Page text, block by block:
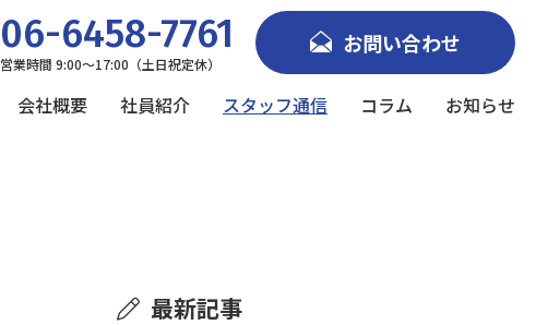
06-6458-7761
営業時間 9:00～17:00（土日祝定休）
お問い合わせ
会社概要 社員紹介 スタッフ通信 コラム お知らせ
最新記事